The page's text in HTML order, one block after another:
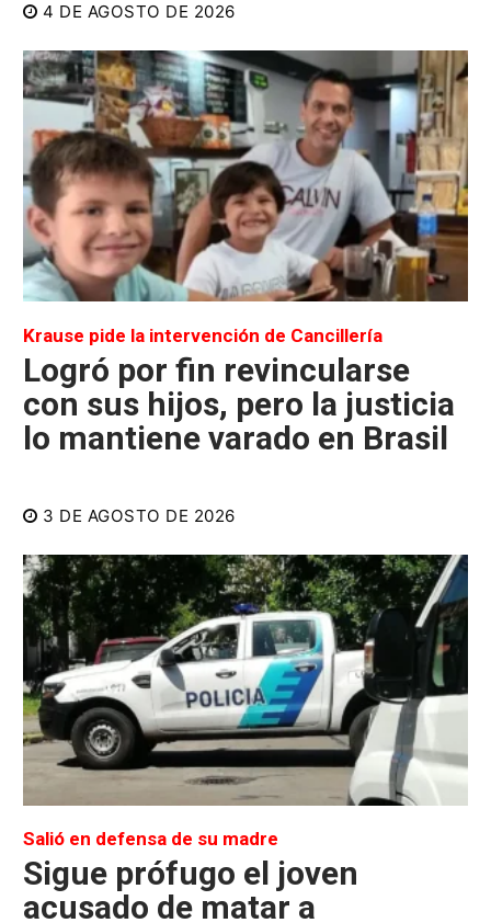
4 DE AGOSTO DE 2026
Krause pide la intervención de Cancillería
Logró por fin revincularse
con sus hijos, pero la justicia
lo mantiene varado en Brasil
3 DE AGOSTO DE 2026
Salió en defensa de su madre
Sigue prófugo el joven
acusado de matar a